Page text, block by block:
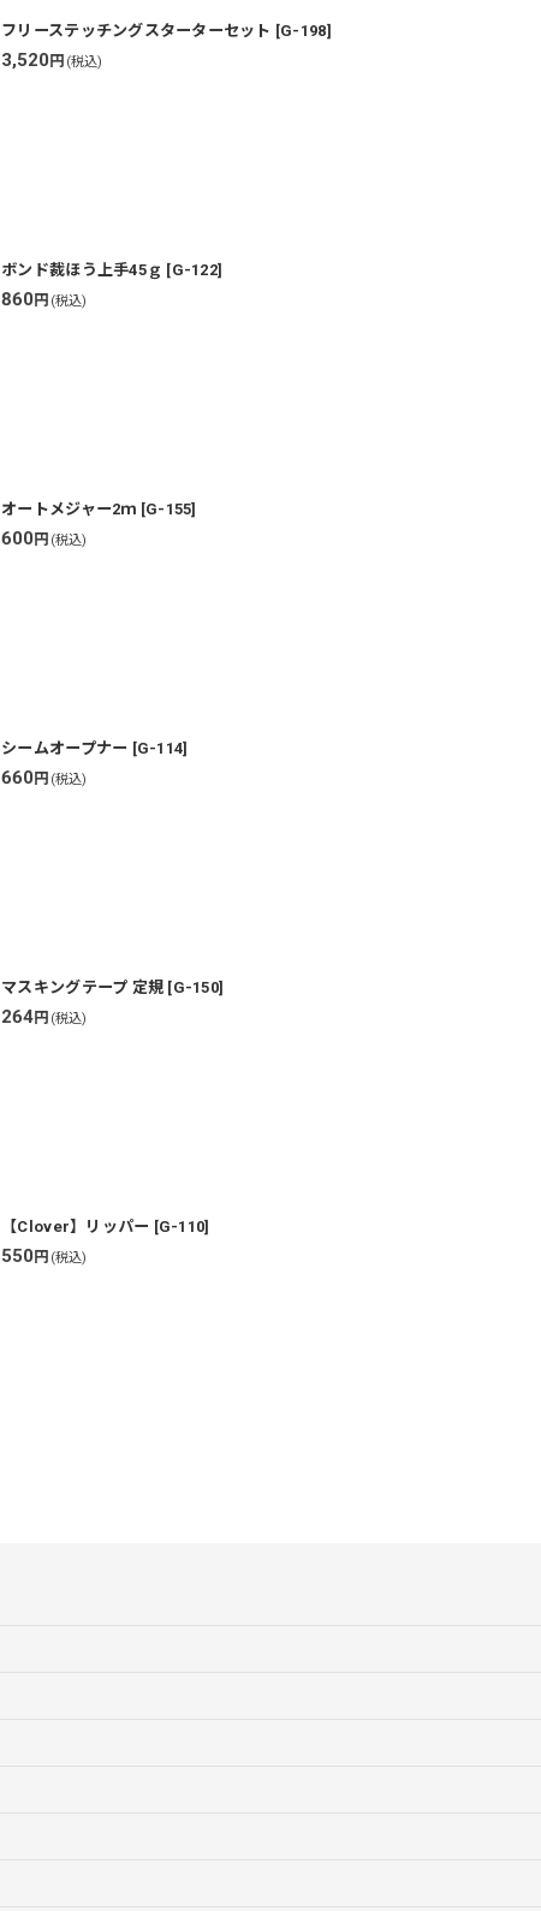
フリーステッチングスターターセット [G-198]
3,520円 (税込)
ボンド裁ほう上手45ｇ [G-122]
860円 (税込)
オートメジャー2ｍ [G-155]
600円 (税込)
シームオープナー [G-114]
660円 (税込)
マスキングテープ 定規 [G-150]
264円 (税込)
【Clover】リッパー [G-110]
550円 (税込)